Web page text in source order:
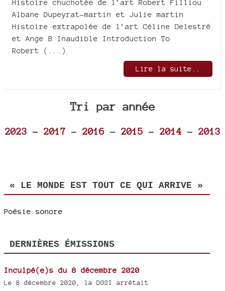
Histoire chuchotée de l’art Robert Filliou
Albane Dupeyrat-martin et Julie martin
Histoire extrapolée de l’art Céline Delestré
et Ange B Inaudible Introduction To
Robert (...)
Lire la suite..
Tri par année
2023 - 2017 - 2016- 2015 - 2014 - 2013
« LE MONDE EST TOUT CE QUI ARRIVE »
Poésie sonore
DERNIÈRES ÉMISSIONS
Inculpé(e)s du 8 décembre 2020
Le 8 décembre 2020, la DGSI arrêtait